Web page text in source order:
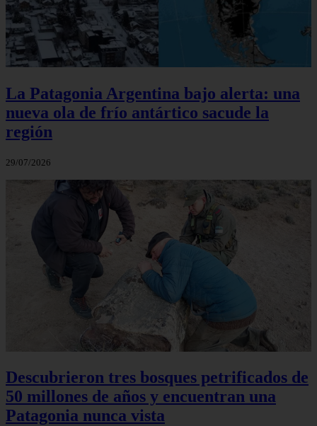
La Patagonia Argentina bajo alerta: una
nueva ola de frío antártico sacude la
región
29/07/2026
Descubrieron tres bosques petrificados de
50 millones de años y encuentran una
Patagonia nunca vista